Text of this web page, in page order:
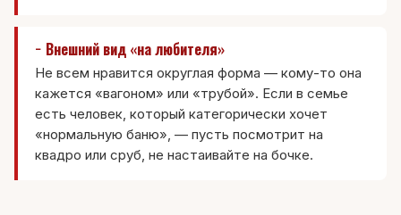
− Внешний вид «на любителя»
Не всем нравится округлая форма — кому-то она
кажется «вагоном» или «трубой». Если в семье
есть человек, который категорически хочет
«нормальную баню», — пусть посмотрит на
квадро или сруб, не настаивайте на бочке.